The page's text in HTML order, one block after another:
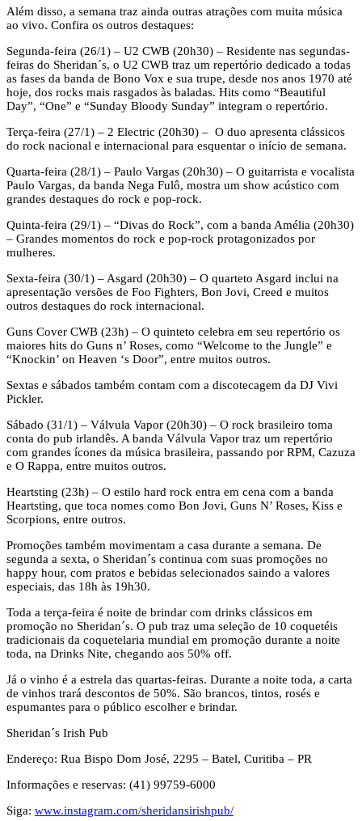
Além disso, a semana traz ainda outras atrações com muita música
ao vivo. Confira os outros destaques:
Segunda-feira (26/1) – U2 CWB (20h30) – Residente nas segundas-
feiras do Sheridan´s, o U2 CWB traz um repertório dedicado a todas
as fases da banda de Bono Vox e sua trupe, desde nos anos 1970 até
hoje, dos rocks mais rasgados às baladas. Hits como “Beautiful
Day”, “One” e “Sunday Bloody Sunday” integram o repertório.
Terça-feira (27/1) – 2 Electric (20h30) – O duo apresenta clássicos
do rock nacional e internacional para esquentar o início de semana.
Quarta-feira (28/1) – Paulo Vargas (20h30) – O guitarrista e vocalista
Paulo Vargas, da banda Nega Fulô, mostra um show acústico com
grandes destaques do rock e pop-rock.
Quinta-feira (29/1) – “Divas do Rock”, com a banda Amélia (20h30)
– Grandes momentos do rock e pop-rock protagonizados por
mulheres.
Sexta-feira (30/1) – Asgard (20h30) – O quarteto Asgard inclui na
apresentação versões de Foo Fighters, Bon Jovi, Creed e muitos
outros destaques do rock internacional.
Guns Cover CWB (23h) – O quinteto celebra em seu repertório os
maiores hits do Guns n’ Roses, como “Welcome to the Jungle” e
“Knockin’ on Heaven ‘s Door”, entre muitos outros.
Sextas e sábados também contam com a discotecagem da DJ Vivi
Pickler.
Sábado (31/1) – Válvula Vapor (20h30) – O rock brasileiro toma
conta do pub irlandês. A banda Válvula Vapor traz um repertório
com grandes ícones da música brasileira, passando por RPM, Cazuza
e O Rappa, entre muitos outros.
Heartsting (23h) – O estilo hard rock entra em cena com a banda
Heartsting, que toca nomes como Bon Jovi, Guns N’ Roses, Kiss e
Scorpions, entre outros.
Promoções também movimentam a casa durante a semana. De
segunda a sexta, o Sheridan´s continua com suas promoções no
happy hour, com pratos e bebidas selecionados saindo a valores
especiais, das 18h às 19h30.
Toda a terça-feira é noite de brindar com drinks clássicos em
promoção no Sheridan´s. O pub traz uma seleção de 10 coquetéis
tradicionais da coquetelaria mundial em promoção durante a noite
toda, na Drinks Nite, chegando aos 50% off.
Já o vinho é a estrela das quartas-feiras. Durante a noite toda, a carta
de vinhos trará descontos de 50%. São brancos, tintos, rosés e
espumantes para o público escolher e brindar.
Sheridan´s Irish Pub
Endereço: Rua Bispo Dom José, 2295 – Batel, Curitiba – PR
Informações e reservas: (41) 99759-6000
Siga: www.instagram.com/sheridansirishpub/